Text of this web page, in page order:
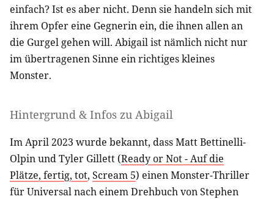
einfach? Ist es aber nicht. Denn sie handeln sich mit
ihrem Opfer eine Gegnerin ein, die ihnen allen an
die Gurgel gehen will. Abigail ist nämlich nicht nur
im übertragenen Sinne ein richtiges kleines
Monster.
Hintergrund & Infos zu Abigail
Im April 2023 wurde bekannt, dass Matt Bettinelli-
Olpin und Tyler Gillett (Ready or Not - Auf die
Plätze, fertig, tot, Scream 5) einen Monster-Thriller
für Universal nach einem Drehbuch von Stephen